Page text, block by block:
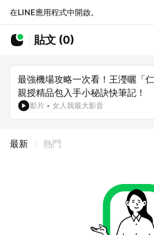
在LINE應用程式中開啟。
貼文 (0)
最強機場攻略一次看！王瀅曬「
親授精品包入手小秘訣快筆記！
影片 • 女人我最大影音
最新 熱門